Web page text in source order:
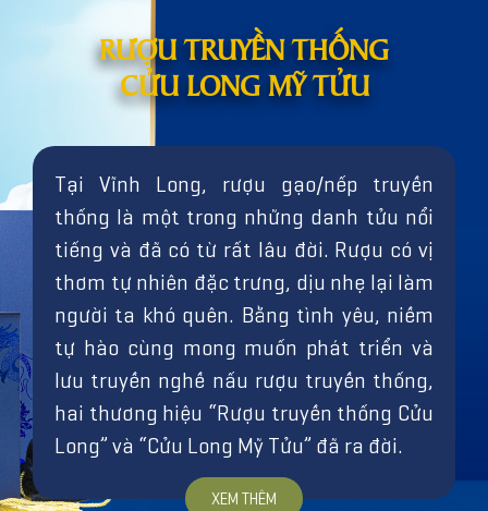
RƯỢU TRUYỀN THỐNG
CỬU LONG MỸ TỬU
Tại Vĩnh Long, rượu gạo/nếp truyền
thống là một trong những danh tửu nổi
tiếng và đã có từ rất lâu đời. Rượu có vị
thơm tự nhiên đặc trưng, dịu nhẹ lại làm
người ta khó quên. Bằng tình yêu, niềm
tự hào cùng mong muốn phát triển và
lưu truyền nghề nấu rượu truyền thống,
hai thương hiệu “Rượu truyền thống Cửu
Long” và “Cửu Long Mỹ Tửu” đã ra đời.
XEM THÊM